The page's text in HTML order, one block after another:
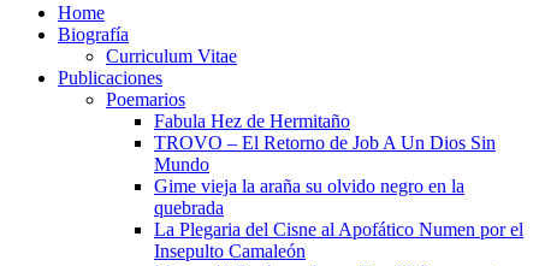
Home
Biografía
Curriculum Vitae​
Publicaciones
Poemarios
Fabula Hez de Hermitaño
TROVO – El Retorno de Job A Un Dios Sin
Mundo
Gime vieja la araña su olvido negro en la
quebrada
La Plegaria del Cisne al Apofático Numen por el
Insepulto Camaleón